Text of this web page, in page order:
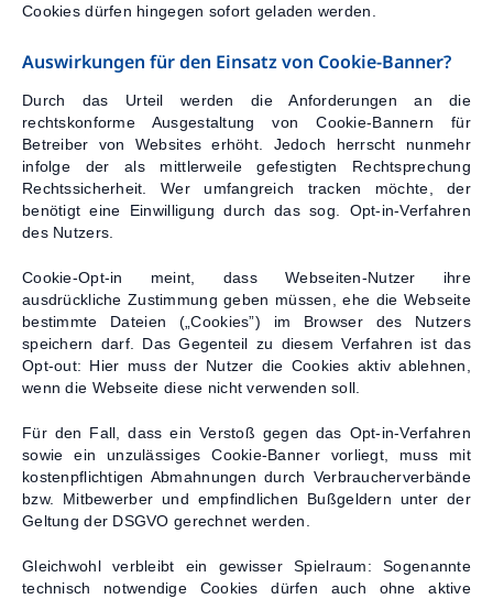
Cookies dürfen hingegen sofort geladen werden.
Auswirkungen für den Einsatz von Cookie-Banner?
Durch das Urteil werden die Anforderungen an die
rechtskonforme Ausgestaltung von Cookie‑Bannern für
Betreiber von Websites erhöht. Jedoch herrscht nunmehr
infolge der als mittlerweile gefestigten Rechtsprechung
Rechtssicherheit. Wer umfangreich tracken möchte, der
benötigt eine Einwilligung durch das sog. Opt‑in-Verfahren
des Nutzers.
Cookie-Opt-in meint, dass Webseiten-Nutzer ihre
ausdrückliche Zustimmung geben müssen, ehe die Webseite
bestimmte Dateien („Cookies”) im Browser des Nutzers
speichern darf. Das Gegenteil zu diesem Verfahren ist das
Opt-out: Hier muss der Nutzer die Cookies aktiv ablehnen,
wenn die Webseite diese nicht verwenden soll.
Für den Fall, dass ein Verstoß gegen das Opt-in-Verfahren
sowie ein unzulässiges Cookie-Banner vorliegt, muss mit
kostenpflichtigen Abmahnungen durch Verbraucherverbände
bzw. Mitbewerber und empfindlichen Bußgeldern unter der
Geltung der DSGVO gerechnet werden.
Gleichwohl verbleibt ein gewisser Spielraum: Sogenannte
technisch notwendige Cookies dürfen auch ohne aktive